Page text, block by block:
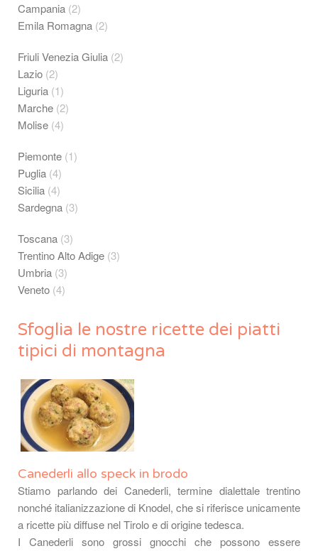
Campania (2)
Emila Romagna (2)
Friuli Venezia Giulia (2)
Lazio (2)
Liguria (1)
Marche (2)
Molise (4)
Piemonte (1)
Puglia (4)
Sicilia (4)
Sardegna (3)
Toscana (3)
Trentino Alto Adige (3)
Umbria (3)
Veneto (4)
Sfoglia le nostre ricette dei piatti
tipici di montagna
Canederli allo speck in brodo
Stiamo parlando dei Canederli, termine dialettale trentino
nonché italianizzazione di Knodel, che si riferisce unicamente
a ricette più diffuse nel Tirolo e di origine tedesca.
I Canederli sono grossi gnocchi che possono essere